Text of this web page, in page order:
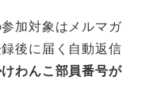
加対象はメルマガ
後に届く自動返信
わんこ部員番号が